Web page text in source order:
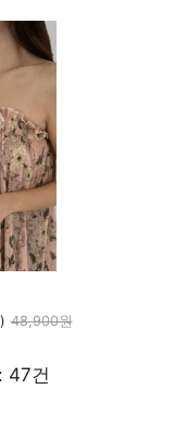
48,900원
47건